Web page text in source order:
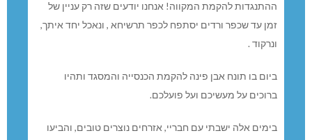
להקמת המקווה! אנחנו יודעים שזה רק עניין של
עד שכפר ורדים יסתפח לכפר תרשיחא , ונאכל יחד איתך,
בו תונח אבן פינה להקמת הכנסייה והמסגד ותהיו
על מעשיכם ועל פועלכם.
אלה ישבתי עם חבריי, אזרחים נוצרים טובים, והביעו